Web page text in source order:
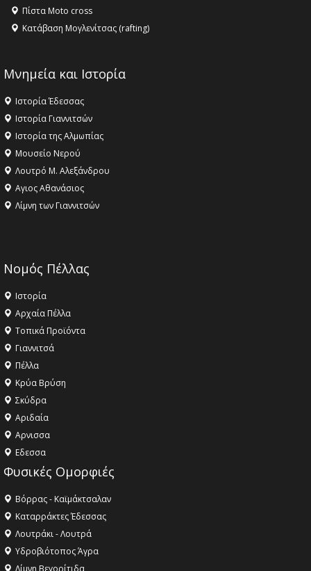
Πίστα Moto cross
Κατάβαση Μογλενίτσας (rafting)
Μνημεία και Ιστορία
Ιστορία Έδεσσας
Ιστορία Γιαννιτσών
Ιστορία της Αλμωπίας
Μουσείο Νερού
Λουτρό Μ. Αλεξάνδρου
Αγιος Αθανάσιος
Λίμνη των Γιαννιτσών
Νομός Πέλλας
Ιστορία
Αρχαία Πέλλα
Τοπικά Προϊόντα
Γιαννιτσά
Πέλλα
Κρύα Βρύση
Σκύδρα
Αριδαία
Aρνισσα
Eδεσσα
Φυσικές Ομορφιές
Βόρρας - Καϊμάκτσαλαν
Καταρράκτες Έδεσσας
Λουτράκι - Λουτρά
Υδροβιότοπος Άγρα
Λίμνη Βεγορίτιδα